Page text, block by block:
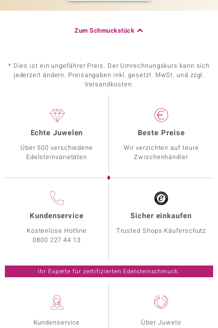
Zum Schmuckstück
* Dies ist ein ungefährer Preis. Der Umrechnungskurs kann sich
jederzeit ändern. Preisangaben inkl. gesetzl. MwSt. und zzgl.
Versandkosten.
Kundenservice
Über Juwelo
Echte Juwelen
Über 500 verschiedene
Edelsteinvarietäten
Beste Preise
Wir verzichten auf teure
Zwischenhändler
Kundenservice
Kostenlose Hotline
0800 227 44 13
Sicher einkaufen
Trusted Shops Käuferschutz
Ihr Experte für zertifizierten Edelsteinschmuck.